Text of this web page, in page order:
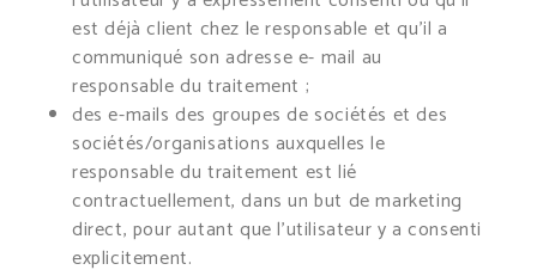
est déjà client chez le responsable et qu’il a
communiqué son adresse e- mail au
responsable du traitement ;
des e-mails des groupes de sociétés et des
sociétés/organisations auxquelles le
responsable du traitement est lié
contractuellement, dans un but de marketing
direct, pour autant que l’utilisateur y a consenti
explicitement.